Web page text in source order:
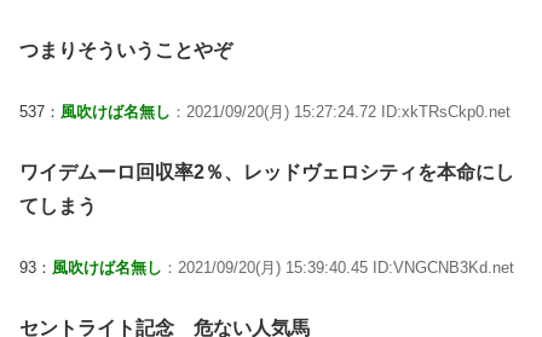
つまりそういうことやぞ
537： 風吹けば名無し ：2021/09/20(月) 15:27:24.72 ID:xkTRsCkp0.net
ワイデムーロ回収率2％、レッドヴェロシティを本命にし
てしまう
93： 風吹けば名無し ：2021/09/20(月) 15:39:40.45 ID:VNGCNB3Kd.net
セントライト記念 危ない人気馬